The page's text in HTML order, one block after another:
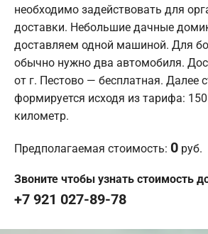
необходимо задействовать для
доставки. Небольшие дачные
доставляем одной машиной. Для
обычно нужно два автомобиля.
от г. Пестово — бесплатная. Далее
формируется исходя из тарифа:
километр.
Предполагаемая стоимость: 0 руб.
Звоните чтобы узнать стоимость
+7 921 027-89-78